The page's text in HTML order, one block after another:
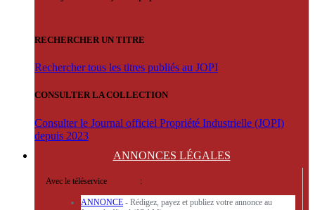
RECHERCHER UN TITRE
Rechercher tous les titres publiés au JOPI
CONSULTER LA COLLECTION
Consulter le Journal officiel Propriété Industrielle (JOPI)
depuis 2023
ANNONCES LÉGALES
Avec le téléservice :
ANNONCE - Rédigez, payez et publiez votre annonce au